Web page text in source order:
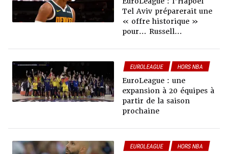
Tel Aviv préparerait une
« offre historique »
pour… Russell
EUROLEAGUE HORS NBA
EuroLeague : une
expansion à 20 équipes à
partir de la saison
prochaine
EUROLEAGUE HORS NBA